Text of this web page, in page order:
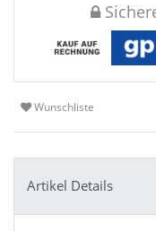
Wunschliste
Artikel Details